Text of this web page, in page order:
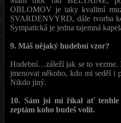
OBLOMOV je taky kvalitní
SVARDENVYRD, dále tvorba
Sympatická je jedna tajemná
9. Máš nějaký hudební vzor?
Hudební…záleží jak se to vezme.
jmenovat někoho, kdo mi seděl i
Nikdo jiný.
10. Sám jsi mi říkal ať
zeptám koho budeš volit.